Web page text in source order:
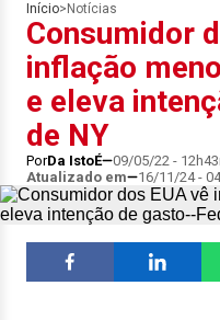
Início> Notícias
Consumidor
inflação
e eleva
de NY
PorDa IstoÉ 09/05/22 -
Atualizado em
16/11/24 -